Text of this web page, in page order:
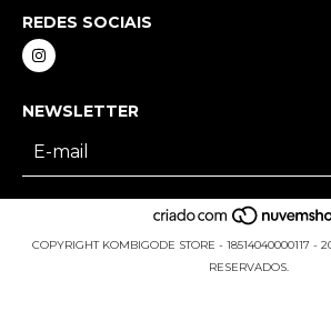
REDES SOCIAIS
NEWSLETTER
COPYRIGHT KOMBIGODE STORE - 18514040000117 -
RESERVADOS.